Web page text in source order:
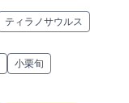
ティラノサウルス
小栗旬